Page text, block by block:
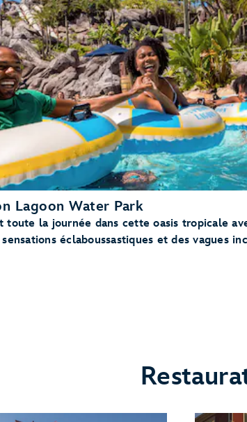
Lagoon Water Park
toute la journée dans cette oasis tropicale
éclaboussastiques et des vagues